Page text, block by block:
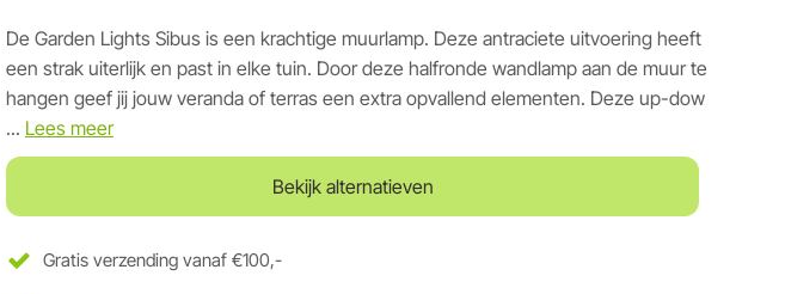
De Garden Lights Sibus is een krachtige muurlamp. Deze antraciete uitvoering heeft
een strak uiterlijk en past in elke tuin. Door deze halfronde wandlamp aan de muur te
hangen geef jij jouw veranda of terras een extra opvallend elementen. Deze up-dow
... Lees meer
Bekijk alternatieven
Gratis verzending vanaf €100,-